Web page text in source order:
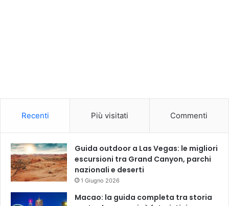
Recenti Più visitati Commenti
Guida outdoor a Las Vegas: le migliori
escursioni tra Grand Canyon, parchi
nazionali e deserti
1 Giugno 2026
Macao: la guida completa tra storia